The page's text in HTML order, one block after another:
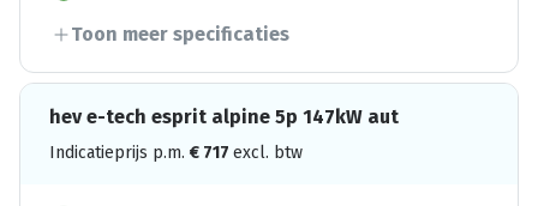
Toon meer specificaties
hev e-tech esprit alpine 5p 147kW aut
Indicatieprijs p.m. € 717 excl. btw